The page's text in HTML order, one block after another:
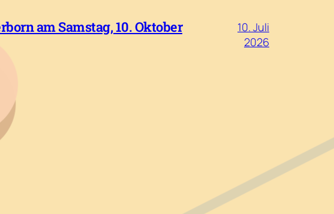
am Samstag, 10. Oktober
10. Juli
2026